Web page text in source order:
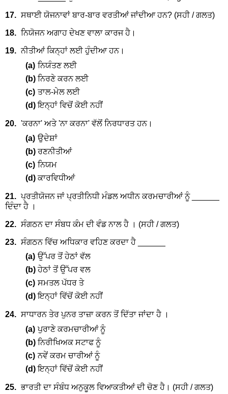
17. ਸਥਾਈ ਯੋਜਨਾਵਾਂ ਬਾਰ-ਬਾਰ ਵਰਤੀਆਂ ਜਾਂਦੀਆ ਹਨ? (ਸਹੀ / ਗਲਤ)
18. ਨਿਯੋਜਨ ਅਗਾਹ ਦੇਖਣ ਵਾਲਾ ਕਾਰਜ ਹੈ।
19. ਨੀਤੀਆਂ ਕਿਨ੍ਹਾਂ ਲਈ ਹੁੰਦੀਆ ਹਨ।
(a) ਨਿਯੰਤਣ ਲਈ
(b)ਨਿਰਣੇ ਕਰਨ ਲਈ
(c) ਤਾਲ-ਮੇਲ ਲਈ
(d)ਇਨ੍ਹਾਂ ਵਿਚੋਂ ਕੋਈ ਨਹੀਂ
20. 'ਕਰਨਾ' ਅਤੇ 'ਨਾ ਕਰਨਾ' ਵੱਲੋਂ ਨਿਰਧਾਰਤ ਹਨ।
(a) ਉਦੇਸ਼ਾਂ
(b)ਰਣਨੀਤੀਆਂ
(c) ਨਿਯਮ
(d)ਕਾਰਵਿਧੀਆਂ
21. ਪ੍ਰਤੀਯੋਜਨ ਜਾਂ ਪ੍ਰਤੀਨਿਧੀ ਮੰਡਲ ਅਧੀਨ ਕਰਮਚਾਰੀਆਂ ਨੂੰ ______
ਦਿੰਦਾ ਹੈ ।
22. ਸੰਗਠਨ ਦਾ ਸੰਬਧ ਕੰਮ ਦੀ ਵੰਡ ਨਾਲ ਹੈ । (ਸਹੀ / ਗਲਤ)
23. ਸੰਗਠਨ ਵਿੱਚ ਅਧਿਕਾਰ ਵਹਿਣ ਕਰਦਾ ਹੈ ______
(a) ਉੱਪਰ ਤੋਂ ਹੇਠਾਂ ਵੱਲ
(b)ਹੇਠਾਂ ਤੋਂ ਉੱਪਰ ਵਲ
(c) ਸਮਤਲ ਪੱਧਰ ਤੇ
(d)ਇਨ੍ਹਾਂ ਵਿੱਚੋਂ ਕੋਈ ਨਹੀਂ
24. ਸਾਧਾਰਨ ਤੇਰ ਪੁਨਰ ਤਾਜ਼ਾ ਕਰਨ ਤੋਂ ਦਿੱਤਾ ਜਾਂਦਾ ਹੈ ।
(a) ਪੁਰਾਣੇ ਕਰਮਚਾਰੀਆਂ ਨੂੰ
(b)ਨਿਰੀਖਿਅਕ ਸਟਾਫ ਨੂੰ
(c) ਨਵੇਂ ਕਰਮ ਚਾਰੀਆਂ ਨੂੰ
(d)ਇਨ੍ਹਾਂ ਵਿੱਚੋਂ ਕੋਈ ਨਹੀਂ
25. ਭਾਰਤੀ ਦਾ ਸੰਬੰਧ ਅਨੁਕੂਲ ਵਿਆਕਤੀਆਂ ਦੀ ਚੋਣ ਹੈ। (ਸਹੀ / ਗਲਤ)